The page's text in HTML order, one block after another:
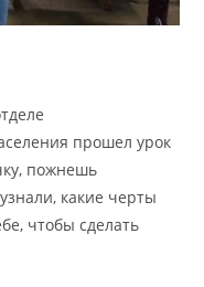
прошел урок
пожнешь
какие черты
чтобы сделать